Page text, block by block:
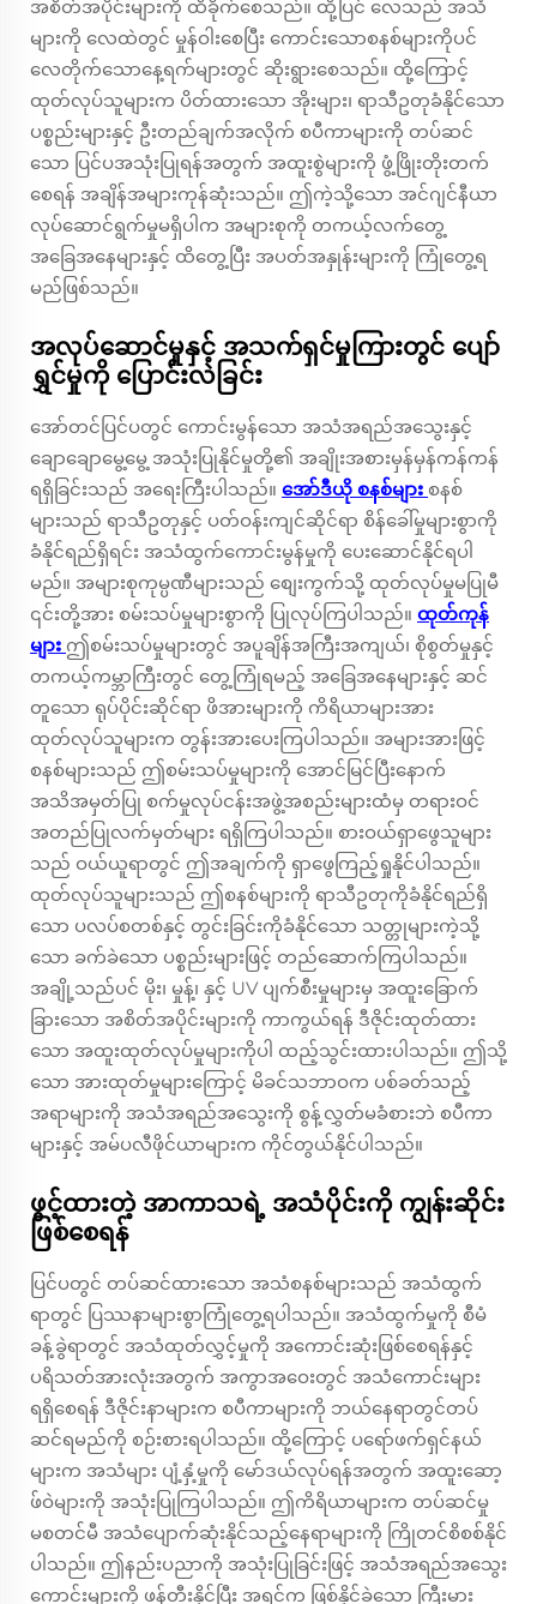
အစိတ်အပိုင်းများကို ထိခိုက်စေသည်။ ထို့ပြင် လေသည် အသံ
များကို လေထဲတွင် မှုန်ဝါးစေပြီး ကောင်းသောစနစ်များကိုပင်
လေတိုက်သောနေ့ရက်များတွင် ဆိုးရွားစေသည်။ ထို့ကြောင့်
ထုတ်လုပ်သူများက ပိတ်ထားသော အိုးများ၊ ရာသီဥတုခံနိုင်သော
ပစ္စည်းများနှင့် ဦးတည်ချက်အလိုက် စပီကာများကို တပ်ဆင်
သော ပြင်ပအသုံးပြုရန်အတွက် အထူးစွဲများကို ဖွံ့ဖြိုးတိုးတက်
စေရန် အချိန်အများကုန်ဆုံးသည်။ ဤကဲ့သို့သော အင်ဂျင်နီယာ
လုပ်ဆောင်ရွက်မှုမရှိပါက အများစုကို တကယ့်လက်တွေ့
အခြေအနေများနှင့် ထိတွေ့ပြီး အပတ်အနှုန်းများကို ကြုံတွေ့ရ
မည်ဖြစ်သည်။
အလုပ်ဆောင်မှုနှင့် အသက်ရှင်မှုကြားတွင် ပျော်
ရွှင်မှုကို ပြောင်းလဲခြင်း
အော်တင်ပြင်ပတွင် ကောင်းမွန်သော အသံအရည်အသွေးနှင့်
ချောချောမွေ့မွေ့ အသုံးပြုနိုင်မှုတို့၏ အချိုးအစားမှန်မှန်ကန်ကန်
ရရှိခြင်းသည် အရေးကြီးပါသည်။ အော်ဒီယို စနစ်များ စနစ်
များသည် ရာသီဥတုနှင့် ပတ်ဝန်းကျင်ဆိုင်ရာ စိန်ခေါ်မှုများစွာကို
ခံနိုင်ရည်ရှိရင်း အသံထွက်ကောင်းမွန်မှုကို ပေးဆောင်နိုင်ရပါ
မည်။ အများစုကုမ္ပဏီများသည် စျေးကွက်သို့ ထုတ်လုပ်မှုမပြုမီ
၎င်းတို့အား စမ်းသပ်မှုများစွာကို ပြုလုပ်ကြပါသည်။ ထုတ်ကုန်
များ ဤစမ်းသပ်မှုများတွင် အပူချိန်အကြီးအကျယ်၊ စိုစွတ်မှုနှင့်
တကယ့်ကမ္ဘာကြီးတွင် တွေ့ကြုံရမည့် အခြေအနေများနှင့် ဆင်
တူသော ရုပ်ပိုင်းဆိုင်ရာ ဖိအားများကို ကိရိယာများအား
ထုတ်လုပ်သူများက တွန်းအားပေးကြပါသည်။ အများအားဖြင့်
စနစ်များသည် ဤစမ်းသပ်မှုများကို အောင်မြင်ပြီးနောက်
အသိအမှတ်ပြု စက်မှုလုပ်ငန်းအဖွဲ့အစည်းများထံမှ တရားဝင်
အတည်ပြုလက်မှတ်များ ရရှိကြပါသည်။ စားဝယ်ရှာဖွေသူများ
သည် ဝယ်ယူရာတွင် ဤအချက်ကို ရှာဖွေကြည့်ရှုနိုင်ပါသည်။
ထုတ်လုပ်သူများသည် ဤစနစ်များကို ရာသီဥတုကိုခံနိုင်ရည်ရှိ
သော ပလပ်စတစ်နှင့် တွင်းခြင်းကိုခံနိုင်သော သတ္တုများကဲ့သို့
သော ခက်ခဲသော ပစ္စည်းများဖြင့် တည်ဆောက်ကြပါသည်။
အချို့သည်ပင် မိုး၊ မှုန့်၊ နှင့် UV ပျက်စီးမှုများမှ အထူးခြောက်
ခြားသော အစိတ်အပိုင်းများကို ကာကွယ်ရန် ဒီဇိုင်းထုတ်ထား
သော အထူးထုတ်လုပ်မှုများကိုပါ ထည့်သွင်းထားပါသည်။ ဤသို့
သော အားထုတ်မှုများကြောင့် မိခင်သဘာဝက ပစ်ခတ်သည့်
အရာများကို အသံအရည်အသွေးကို စွန့်လွှတ်မခံစားဘဲ စပီကာ
များနှင့် အမ်ပလီဖိုင်ယာများက ကိုင်တွယ်နိုင်ပါသည်။
ဖွင့်ထားတဲ့ အာကာသရဲ့ အသံပိုင်းကို ကျွန်းဆိုင်း
ဖြစ်စေရန်
ပြင်ပတွင် တပ်ဆင်ထားသော အသံစနစ်များသည် အသံထွက်
ရာတွင် ပြဿနာများစွာကြုံတွေ့ရပါသည်။ အသံထွက်မှုကို စီမံ
ခန့်ခွဲရာတွင် အသံထုတ်လွှင့်မှုကို အကောင်းဆုံးဖြစ်စေရန်နှင့်
ပရိသတ်အားလုံးအတွက် အကွာအဝေးတွင် အသံကောင်းများ
ရရှိစေရန် ဒီဇိုင်းနာများက စပီကာများကို ဘယ်နေရာတွင်တပ်
ဆင်ရမည်ကို စဉ်းစားရပါသည်။ ထို့ကြောင့် ပရော်ဖက်ရှင်နယ်
များက အသံများ ပျံ့နှံ့မှုကို မော်ဒယ်လုပ်ရန်အတွက် အထူးဆော့
ဖ်ဝဲများကို အသုံးပြုကြပါသည်။ ဤကိရိယာများက တပ်ဆင်မှု
မစတင်မီ အသံပျောက်ဆုံးနိုင်သည့်နေရာများကို ကြိုတင်စိစစ်နိုင်
ပါသည်။ ဤနည်းပညာကို အသုံးပြုခြင်းဖြင့် အသံအရည်အသွေး
ကောင်းများကို ဖန်တီးနိုင်ပြီး အရင်က ဖြစ်နိုင်ခဲသော ကြီးမား